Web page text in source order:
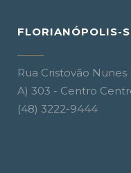
FLORIANÓPOLIS-
Rua Cristovão
A) 303 - Centro
(48) 3222-9444